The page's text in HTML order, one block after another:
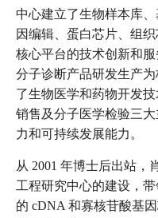
中心建立了生物样本库
因编辑、蛋白芯片、组
核心平台的技术创新和
分子诊断产品研发生产
了生物医学和药物开发
销售及分子医学检验三
力和可持续发展能力。
从 2001 年博士后出站，
工程研究中心的建设，
的 cDNA 和寡核苷酸基